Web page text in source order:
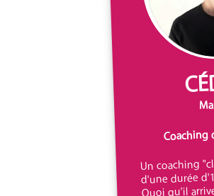
Coaching
Un coaching
d'une durée
Quoi qu'il